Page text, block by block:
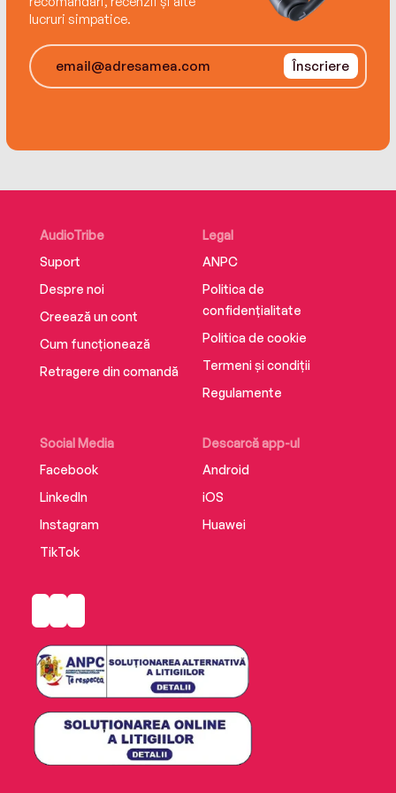
lucruri simpatice.
Înscriere
AudioTribe
Suport
Despre noi
Creează un cont
Cum funcționează
Retragere din comandă
Social Media
Facebook
LinkedIn
Instagram
TikTok
Descarcă app-ul
Android
iOS
Huawei
Legal
ANPC
Politica de
confidențialitate
Politica de cookie
Termeni și condiții
Regulamente